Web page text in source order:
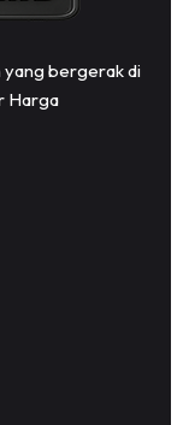
yang bergerak di
Harga